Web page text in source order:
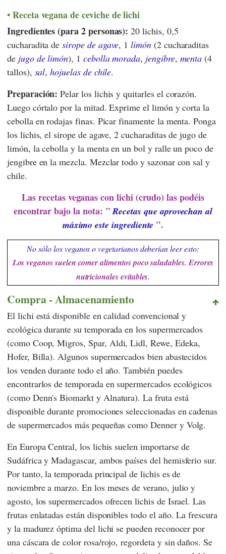
Receta vegana de ceviche de lichi
Ingredientes (para 2 personas): 20 lichis, 0,5
cucharadita desirope de agave, 1limón(2 cucharaditas
de jugo de limón), 1 cebolla morada, jengibre, menta (4
tallos), sal,hojuelas de chile.
Preparación: Pelar los lichis y quitarles el corazón.
Luego córtalo por la mitad. Exprime el limón y corta la
cebolla en rodajas finas. Picar finamente la menta. Ponga
los lichis, el sirope de agave, 2 cucharaditas de jugo de
limón, la cebolla y la menta en un bol y ralle un poco de
jengibre en la mezcla. Mezclar todo y sazonar con sal y
chile.
Las recetas veganas con lichi (crudo) las podéis
encontrar bajo la nota: "Recetas que aprovechan al
máximo este ingrediente ".
No sólo los veganos o vegetarianos deberían leer esto:
Los veganos suelen comer alimentos poco saludables. Errores
nutricionales evitables.
Compra - Almacenamiento
El lichi está disponible en calidad convencional y
ecológica durante su temporada en los supermercados
(como Coop,Migros, Spar, Aldi,Lidl,Rewe, Edeka,
Hofer, Billa). Algunos supermercados bien abastecidos
los venden durante todo el año. También puedes
encontrarlos de temporada en supermercados ecológicos
(como Denn's Biomarkty Alnatura). La fruta está
disponible durante promociones seleccionadas en cadenas
de supermercados más pequeñas comoDennery Volg.
En Europa Central, los lichis suelen importarse de
Sudáfrica y Madagascar, ambos países del hemisferio sur.
Por tanto, la temporada principal de lichis es de
noviembre a marzo. En los meses de verano, julio y
agosto, los supermercados ofrecen lichis de Israel. Las
frutas enlatadas están disponibles todo el año. La frescura
y la madurez óptima del lichi se pueden reconocer por
una cáscara de color rosa/rojo, regordeta y sin daños. Se